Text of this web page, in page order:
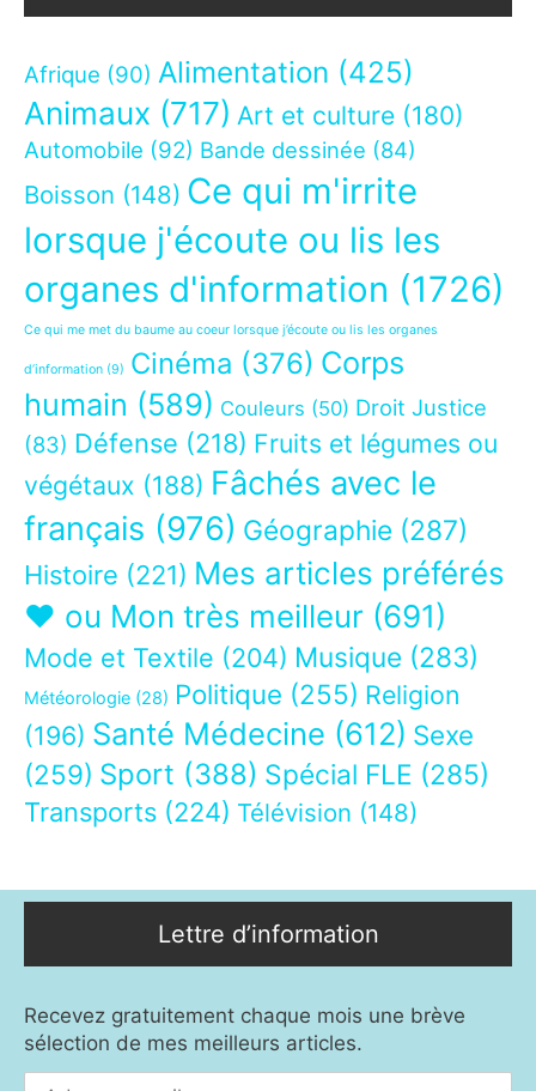
Afrique (90) Alimentation (425)
Animaux (717) Art et culture (180)
Automobile (92) Bande dessinée (84)
Boisson (148) Ce qui m'irrite
lorsque j'écoute ou lis les
organes d'information (1726)
Ce qui me met du baume au coeur lorsque j’écoute ou lis les organes
d’information (9) Cinéma (376) Corps
humain (589) Couleurs (50) Droit Justice
(83) Défense (218) Fruits et légumes ou
végétaux (188) Fâchés avec le
français (976) Géographie (287)
Histoire (221) Mes articles préférés
❤ ou Mon très meilleur (691)
Mode et Textile (204) Musique (283)
Météorologie (28) Politique (255) Religion
(196) Santé Médecine (612) Sexe
(259) Sport (388) Spécial FLE (285)
Transports (224) Télévision (148)
Lettre d’information
Recevez gratuitement chaque mois une brève
sélection de mes meilleurs articles.